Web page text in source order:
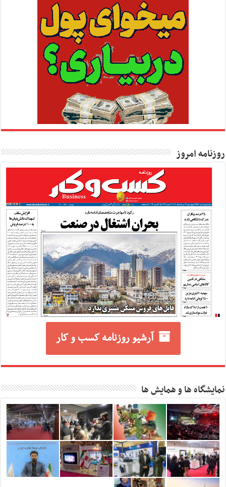
روزنامه امروز
آرشیو روزنامه کسب و کار
نمایشگاه ها و همایش ها